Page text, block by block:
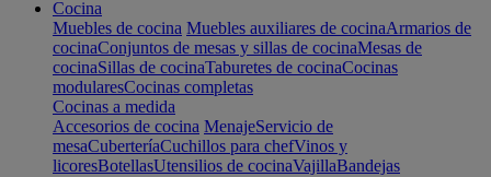
Cocina
Muebles de cocina Muebles auxiliares de cocinaArmarios de
cocinaConjuntos de mesas y sillas de cocinaMesas de
cocinaSillas de cocinaTaburetes de cocinaCocinas
modularesCocinas completas
Cocinas a medida
Accesorios de cocina MenajeServicio de
mesaCuberteríaCuchillos para chefVinos y
licoresBotellasUtensilios de cocinaVajillaBandejas